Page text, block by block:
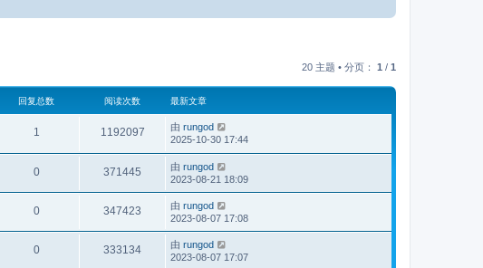
20 主题 • 分页： 1 / 1
回复总数 阅读次数 最新文章
1 1192097 由 rungod
2025-10-30 17:44
0 371445 由 rungod
2023-08-21 18:09
0 347423 由 rungod
2023-08-07 17:08
0 333134 由 rungod
2023-08-07 17:07